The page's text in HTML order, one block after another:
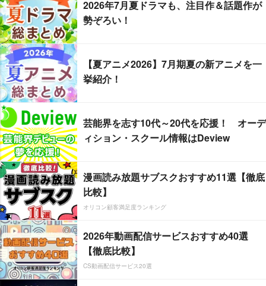
2026年7月夏ドラマも、注目作＆話題作が
勢ぞろい！
【夏アニメ2026】7月期夏の新アニメを一
挙紹介！
芸能界を志す10代～20代を応援！ オーデ
ィション・スクール情報はDeview
漫画読み放題サブスクおすすめ11選【徹底
比較】
オリコン顧客満足度ランキング
2026年動画配信サービスおすすめ40選
【徹底比較】
CS動画配信サービス20選